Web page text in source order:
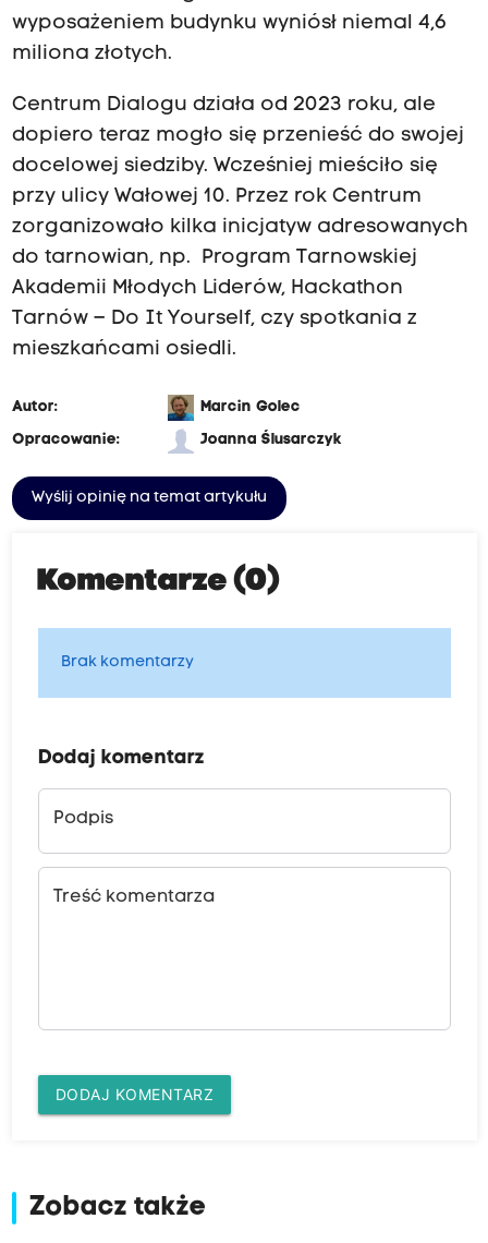
wyposażeniem budynku wyniósł niemal 4,6
miliona złotych.
Centrum Dialogu działa od 2023 roku, ale
dopiero teraz mogło się przenieść do swojej
docelowej siedziby. Wcześniej mieściło się
przy ulicy Wałowej 10. Przez rok Centrum
zorganizowało kilka inicjatyw adresowanych
do tarnowian, np. Program Tarnowskiej
Akademii Młodych Liderów, Hackathon
Tarnów – Do It Yourself, czy spotkania z
mieszkańcami osiedli.
Autor:
Marcin Golec
Opracowanie:
Joanna Ślusarczyk
Wyślij opinię na temat artykułu
Komentarze (0)
Brak komentarzy
Dodaj komentarz
Podpis
Treść komentarza
DODAJ KOMENTARZ
Zobacz także